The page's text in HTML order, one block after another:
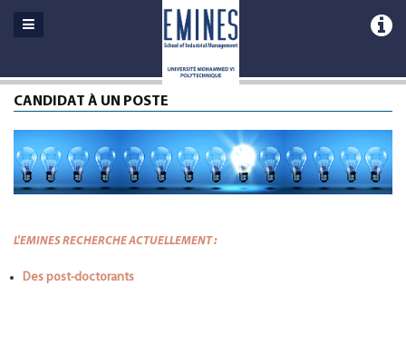
CANDIDAT À UN POSTE
L'EMINES RECHERCHE ACTUELLEMENT :
Des post-doctorants